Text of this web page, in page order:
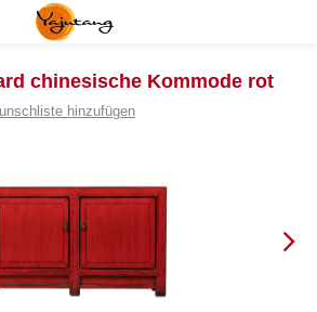
chinesische Kommode rot
hinzufügen